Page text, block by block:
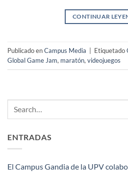
CONTINUAR
Publicado enCampus Media Etiquetado
Global Game Jam, maratón, videojuegos
ENTRADAS
El Campus Gandia de la UPV